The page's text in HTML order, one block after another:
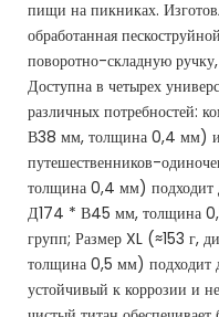
пищи на пикниках.
обработанная
поворотно-складную
Доступна в четырех
различных потребностей:
В38 мм, толщина 0,4 мм)
путешественников-
толщина 0,4 мм) подходит
Д174 * В45 мм, толщина
групп; Размер XL (≈153 г,
толщина 0,5 мм) подходит
устойчивый к коррозии и